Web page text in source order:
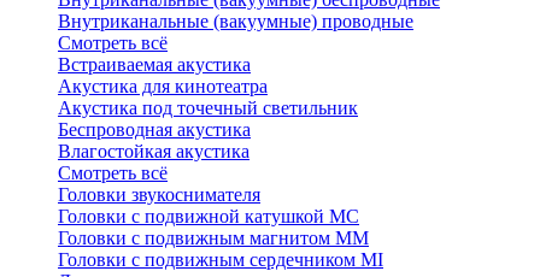
Внутриканальные (вакуумные) проводные
Смотреть всё
Встраиваемая акустика
Акустика для кинотеатра
Акустика под точечный светильник
Беспроводная акустика
Влагостойкая акустика
Смотреть всё
Головки звукоснимателя
Головки с подвижной катушкой MC
Головки с подвижным магнитом ММ
Головки с подвижным сердечником MI